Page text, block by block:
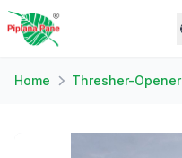
Home Thresher-Opener